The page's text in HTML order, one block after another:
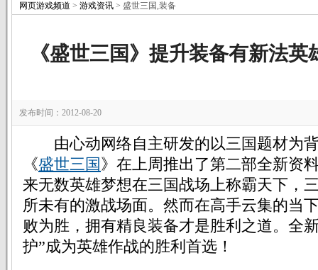
网页游戏频道 > 游戏资讯 > 盛世三国,装备
《盛世三国》提升装备有新法
发布时间：2012-08-20
由心动网络自主研发的以三国题材为
《盛世三国》在上周推出了第二部全新资
来无数英雄梦想在三国战场上称霸天下，
所未有的激战场面。然而在高手云集的当
败为胜，拥有精良装备才是胜利之道。全
护”成为英雄作战的胜利首选！
立即注册